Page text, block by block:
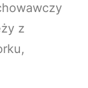
z